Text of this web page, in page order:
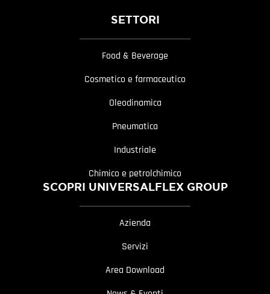
SETTORI
Food & Beverage
Cosmetico e farmaceutico
Oleodinamica
Pneumatica
Industriale
Chimico e petrolchimico
SCOPRI UNIVERSALFLEX GROUP
Azienda
Servizi
Area Download